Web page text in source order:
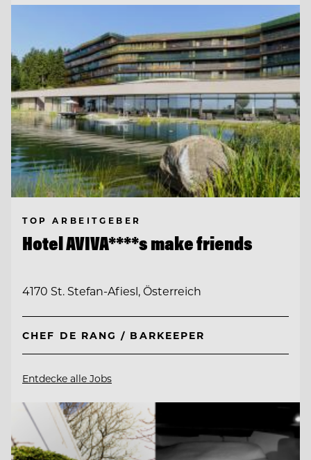
TOP ARBEITGEBER
Hotel AVIVA****s make friends
4170 St. Stefan-Afiesl, Österreich
CHEF DE RANG / BARKEEPER
Entdecke alle Jobs